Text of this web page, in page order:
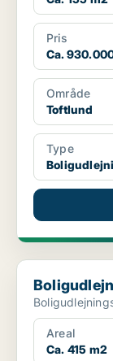
Pris
Ca.
Område
Toftlund
Type
Areal
Ca. 415 m2